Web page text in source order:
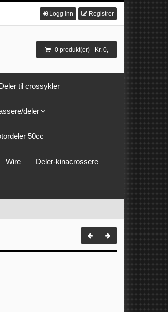
Logg inn Registrer
0 produkt(er) - Kr. 0,-
til crossykler
deler
50cc
Wire Deler-kinacrossere